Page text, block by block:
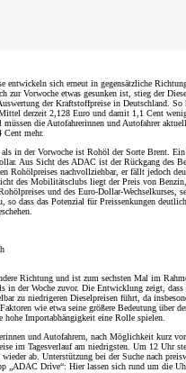
entwickeln sich erneut in gegensätzliche
zur Vorwoche etwas gesunken ist, stieg der
der Kraftstoffpreise in Deutschland. So
derzeit 2,128 Euro und damit 1,1 Cent
müssen die Autofahrerinnen und Autofahrer
Cent mehr.
in der Vorwoche ist Rohöl der Sorte Brent.
Aus Sicht des ADAC ist der Rückgang des
Rohölpreises nachvollziehbar, er fällt jedoch
des Mobilitätsclubs liegt der Preis von
und des Euro-Dollar-Wechselkurses,
so dass das Potenzial für Preissenkungen
Richtung und ist zum sechsten Mal im
in der Woche zuvor. Die Entwicklung zeigt, dass
zu niedrigeren Dieselpreisen führt, da
wie etwa seine größere Bedeutung über
hohe Importabhängigkeit eine Rolle spielen.
und Autofahrern, nach Möglichkeit kurz
im Tagesverlauf am niedrigsten. Um 12 Uhr
ab. Unterstützung bei der Suche nach
„ADAC Drive“: Hier lassen sich rund um die